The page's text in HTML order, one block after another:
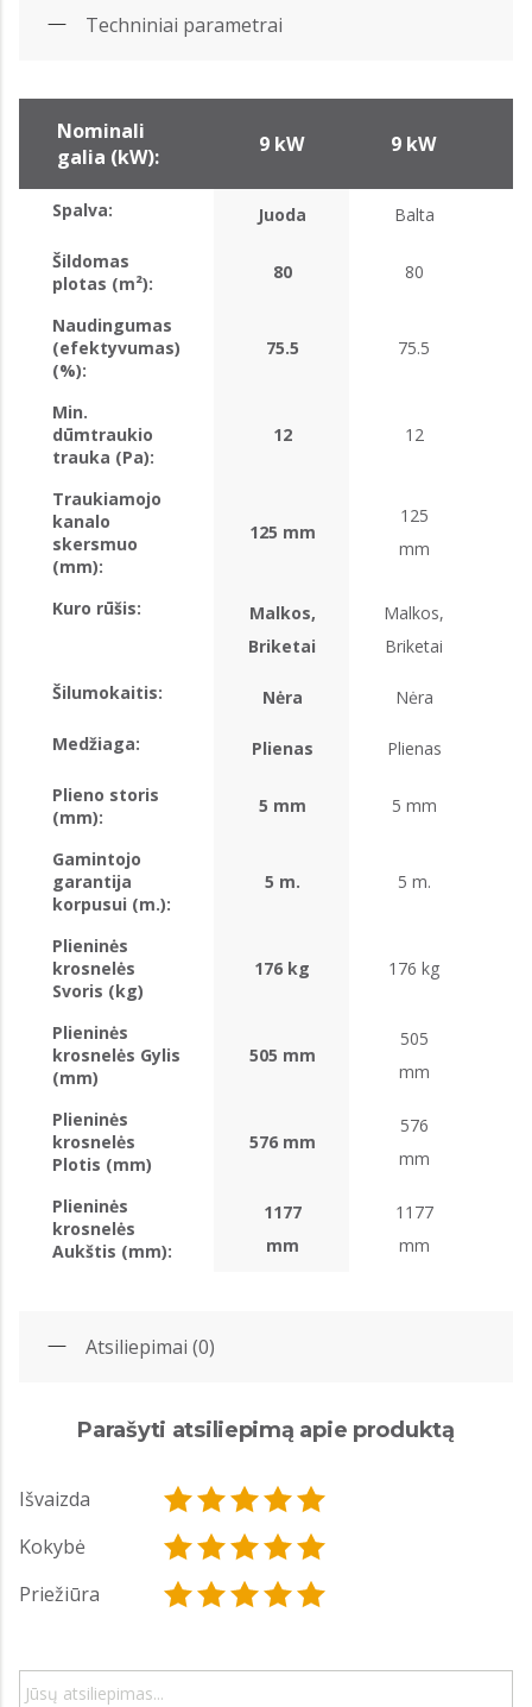
Techniniai parametrai
Nominali
galia (kW):
9 kW 9 kW
Spalva: Juoda Balta
Šildomas
plotas (m²):
80 80
Naudingumas
(efektyvumas)
(%):
75.5 75.5
Min.
dūmtraukio
trauka (Pa):
12 12
Traukiamojo
kanalo
skersmuo
(mm):
125 mm
125
mm
Kuro rūšis:
Malkos,
Briketai
Malkos,
Briketai
Šilumokaitis: Nėra Nėra
Medžiaga: Plienas Plienas
Plieno storis
(mm):
5 mm 5 mm
Gamintojo
garantija
korpusui (m.):
5 m. 5 m.
Plieninės
krosnelės
Svoris (kg)
176 kg 176 kg
Plieninės
krosnelės Gylis
(mm)
505 mm
505
mm
Plieninės
krosnelės
Plotis (mm)
576 mm
576
mm
Plieninės
krosnelės
Aukštis (mm):
1177
mm
1177
mm
Atsiliepimai (0)
Parašyti atsiliepimą apie produktą
Išvaizda
Kokybė
Priežiūra